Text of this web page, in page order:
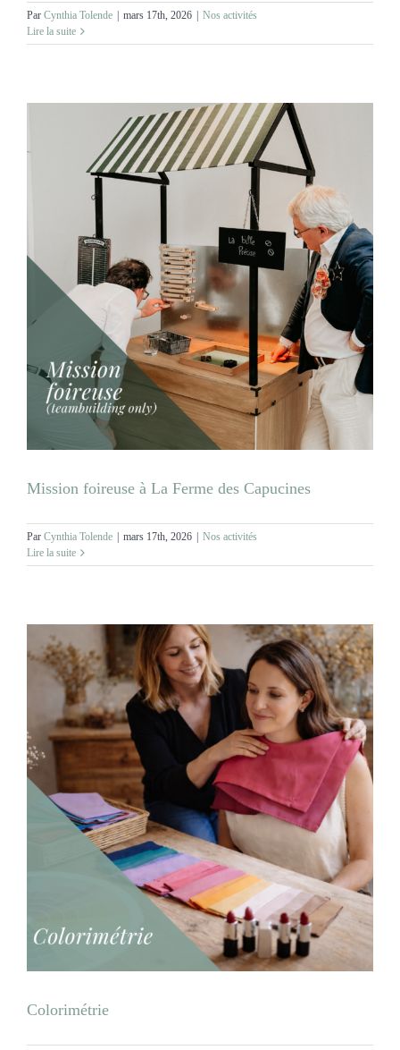
Par Cynthia Tolende | mars 17th, 2026 | Nos activités
Lire la suite
Mission foireuse à La Ferme des Capucines
Par Cynthia Tolende | mars 17th, 2026 | Nos activités
Lire la suite
Colorimétrie